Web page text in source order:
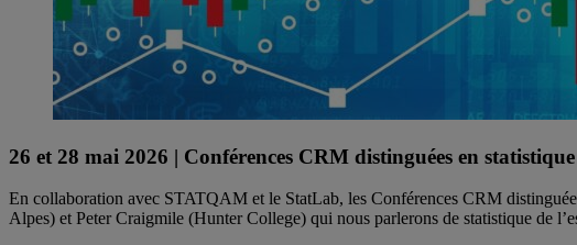
26 et 28 mai 2026 | Conférences CRM distinguées en statistique
En collaboration avec STATQAM et le StatLab, les Conférences CRM
Alpes) et Peter Craigmile (Hunter College) qui nous parlerons de statistique de